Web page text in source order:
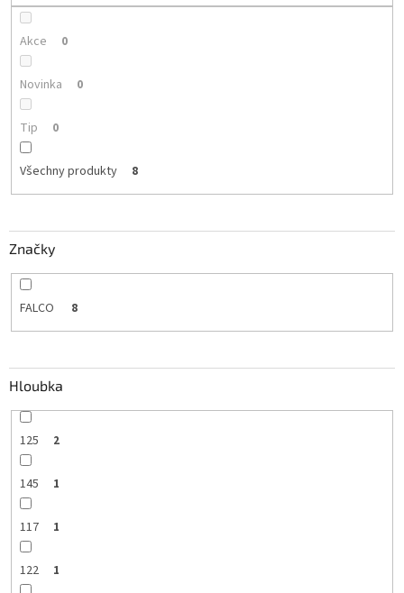
Akce 0
Novinka 0
Tip 0
Všechny produkty 8
Značky
FALCO 8
Hloubka
125 2
145 1
117 1
122 1